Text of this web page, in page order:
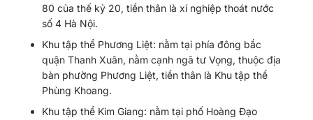
80 của thế kỷ 20, tiền thân là xí nghiệp thoát nước
số 4 Hà Nội.
Khu tập thể Phương Liệt: nằm tại phía đông bắc
quận Thanh Xuân, nằm cạnh ngã tư Vọng, thuộc địa
bàn phường Phương Liệt, tiền thân là Khu tập thể
Phùng Khoang.
Khu tập thể Kim Giang: nằm tại phố Hoàng Đạo